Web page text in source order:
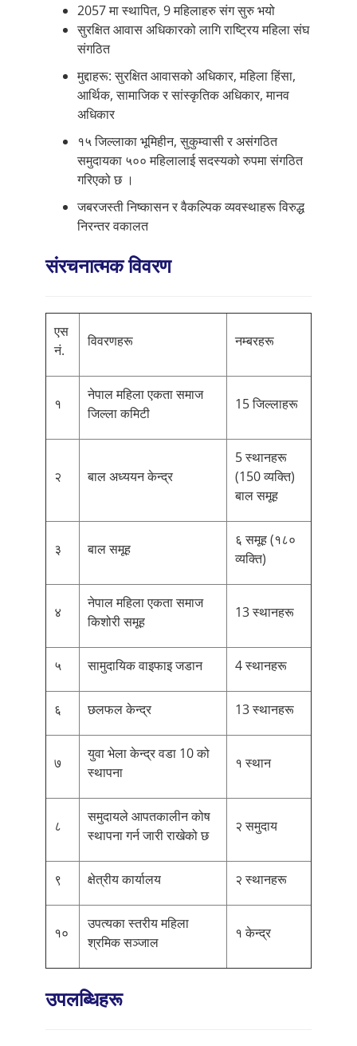
2057 मा स्थापित, 9 महिलाहरु संग सुरु भयो
सुरक्षित आवास अधिकारको लागि राष्ट्रिय महिला संघ
संगठित
मुद्दाहरू: सुरक्षित आवासको अधिकार, महिला हिंसा,
आर्थिक, सामाजिक र सांस्कृतिक अधिकार, मानव
अधिकार
१५ जिल्लाका भूमिहीन, सुकुम्वासी र असंगठित
समुदायका ५०० महिलालाई सदस्यको रुपमा संगठित
गरिएको छ ।
जबरजस्ती निष्कासन र वैकल्पिक व्यवस्थाहरू विरुद्ध
निरन्तर वकालत
संरचनात्मक विवरण
एस
नं.
विवरणहरू नम्बरहरू
१
नेपाल महिला एकता समाज
जिल्ला कमिटी
15 जिल्लाहरू
२ बाल अध्ययन केन्द्र
5 स्थानहरू
(150 व्यक्ति)
बाल समूह
३ बाल समूह
६ समूह (१८०
व्यक्ति)
४
नेपाल महिला एकता समाज
किशोरी समूह
13 स्थानहरू
५ सामुदायिक वाइफाइ जडान 4 स्थानहरू
६ छलफल केन्द्र 13 स्थानहरू
७
युवा भेला केन्द्र वडा 10 को
स्थापना
१ स्थान
८
समुदायले आपतकालीन कोष
स्थापना गर्न जारी राखेको छ
२ समुदाय
९ क्षेत्रीय कार्यालय २ स्थानहरू
१०
उपत्यका स्तरीय महिला
श्रमिक सञ्जाल
१ केन्द्र
उपलब्धिहरू